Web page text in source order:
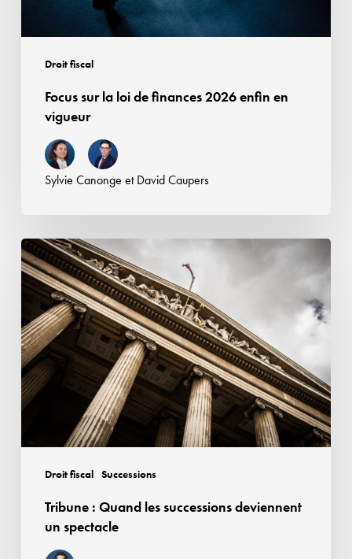
Droit fiscal
vigueur
Focus sur la loi de finances 2026 enfin en
vigueur
Sylvie Canonge etDavid Caupers
Droit fiscal Successions
Tribune
:
Quand
successions
deviennent
un
spectacle
Tribune : Quand les successions deviennent
un spectacle